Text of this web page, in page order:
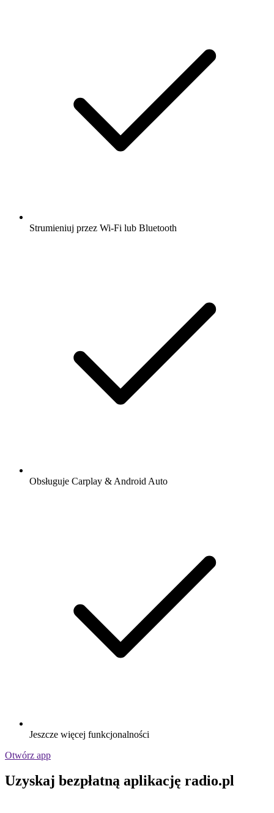
Strumieniuj przez Wi-Fi lub Bluetooth
Obsługuje Carplay & Android Auto
Jeszcze więcej funkcjonalności
Otwórz app
Uzyskaj bezpłatną aplikację radio.pl